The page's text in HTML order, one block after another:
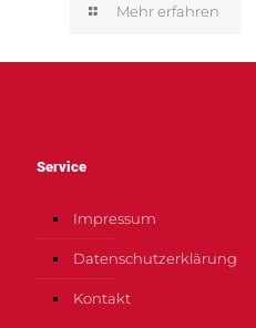
Mehr erfahren
Service
Impressum
Datenschutzerklärung
Kontakt